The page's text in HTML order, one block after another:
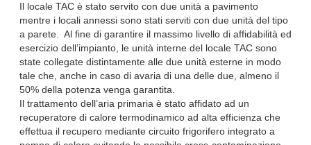
Il locale TAC è stato servito con due unità a pavimento
mentre i locali annessi sono stati serviti con due unità del tipo
a parete. Al fine di garantire il massimo livello di affidabilità ed
esercizio dell’impianto, le unità interne del locale TAC sono
state collegate distintamente alle due unità esterne in modo
tale che, anche in caso di avaria di una delle due, almeno il
50% della potenza venga garantita.
Il trattamento dell’aria primaria è stato affidato ad un
recuperatore di calore termodinamico ad alta efficienza che
effettua il recupero mediante circuito frigorifero integrato a